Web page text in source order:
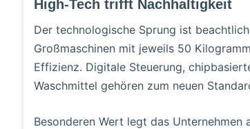
High-Tech trifft Nachhaltigkeit
Der technologische Sprung ist
Großmaschinen mit jeweils 50
Effizienz. Digitale Steuerung,
Waschmittel gehören zum neuen
Besonderen Wert legt das